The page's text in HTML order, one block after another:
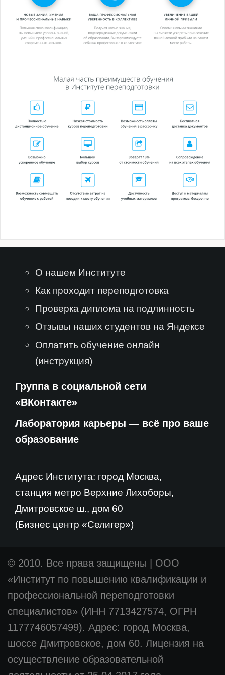
О нашем Институте
Как проходит переподготовка
Проверка диплома на подлинность
Отзывы наших студентов на Яндексе
Оплатить обучение онлайн
(инструкция)
Группа в социальной сети
«ВКонтакте»
Лаборатория карьеры — всё про ваше
образование
Адрес Института: город Москва,
станция метро Верхние Лихоборы,
Дмитровское ш., дом 60
(Бизнес центр «Селигер»)
© 2010. Все права защищены
ООО
«Институт по повышению квалификации и
профессиональной переподготовки
специалистов» (ИНН 7713427574, ОГРН
1177746057499). Адрес: город Москва,
шоссе Дмитровское, дом 60. Лицензия на
осуществление образовательной